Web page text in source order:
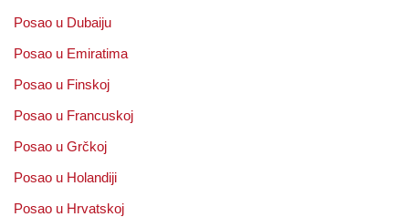
Posao u Dubaiju
Posao u Emiratima
Posao u Finskoj
Posao u Francuskoj
Posao u Grčkoj
Posao u Holandiji
Posao u Hrvatskoj